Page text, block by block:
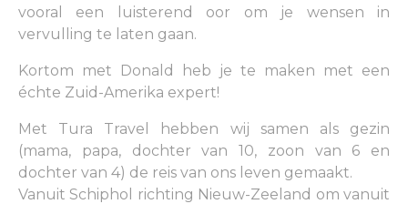
vooral een luisterend oor om je wensen in
vervulling te laten gaan.
Kortom met Donald heb je te maken met een
échte Zuid-Amerika expert!
Met Tura Travel hebben wij samen als gezin
(mama, papa, dochter van 10, zoon van 6 en
dochter van 4) de reis van ons leven gemaakt.
Vanuit Schiphol richting Nieuw-Zeeland om vanuit